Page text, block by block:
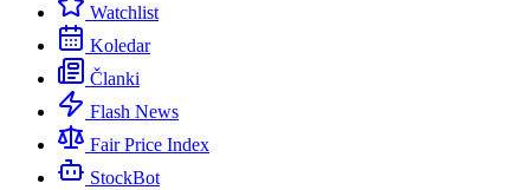
Watchlist
Koledar
Članki
Flash News
Fair Price Index
StockBot